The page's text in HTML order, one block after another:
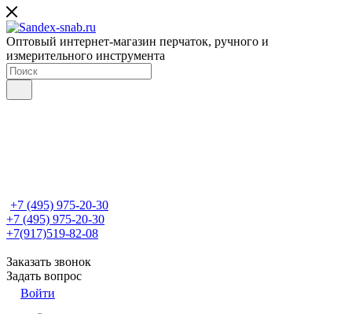
Оптовый интернет-магазин перчаток, ручного и
измерительного инструмента
+7 (495) 975-20-30
+7 (495) 975-20-30
+7(917)519-82-08
Заказать звонок
Задать вопрос
Войти